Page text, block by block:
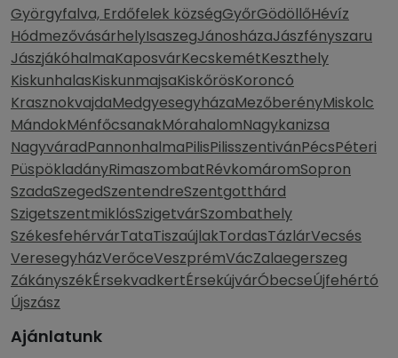
Györgyfalva, Erdőfelek községGyőrGödöllőHévíz
HódmezővásárhelyIsaszegJánosházaJászfényszaru
JászjákóhalmaKaposvárKecskemétKeszthely
KiskunhalasKiskunmajsaKiskőrösKoroncó
KrasznokvajdaMedgyesegyházaMezőberényMiskolc
MándokMénfőcsanakMórahalomNagykanizsa
NagyváradPannonhalmaPilisPilisszentivánPécsPéteri
PüspökladányRimaszombatRévkomáromSopron
SzadaSzegedSzentendreSzentgotthárd
SzigetszentmiklósSzigetvárSzombathely
SzékesfehérvárTataTiszaújlakTordasTázlárVecsés
VeresegyházVerőceVeszprémVácZalaegerszeg
ZákányszékÉrsekvadkertÉrsekújvárÓbecseÚjfehértó
Újszász
Ajánlatunk